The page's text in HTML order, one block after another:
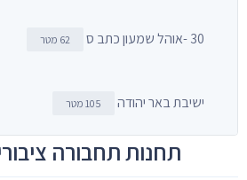
30 -אוהל שמעון כתב ס 62 מטר
ישיבת באר יהודה 105 מטר
תחנות תחבורה